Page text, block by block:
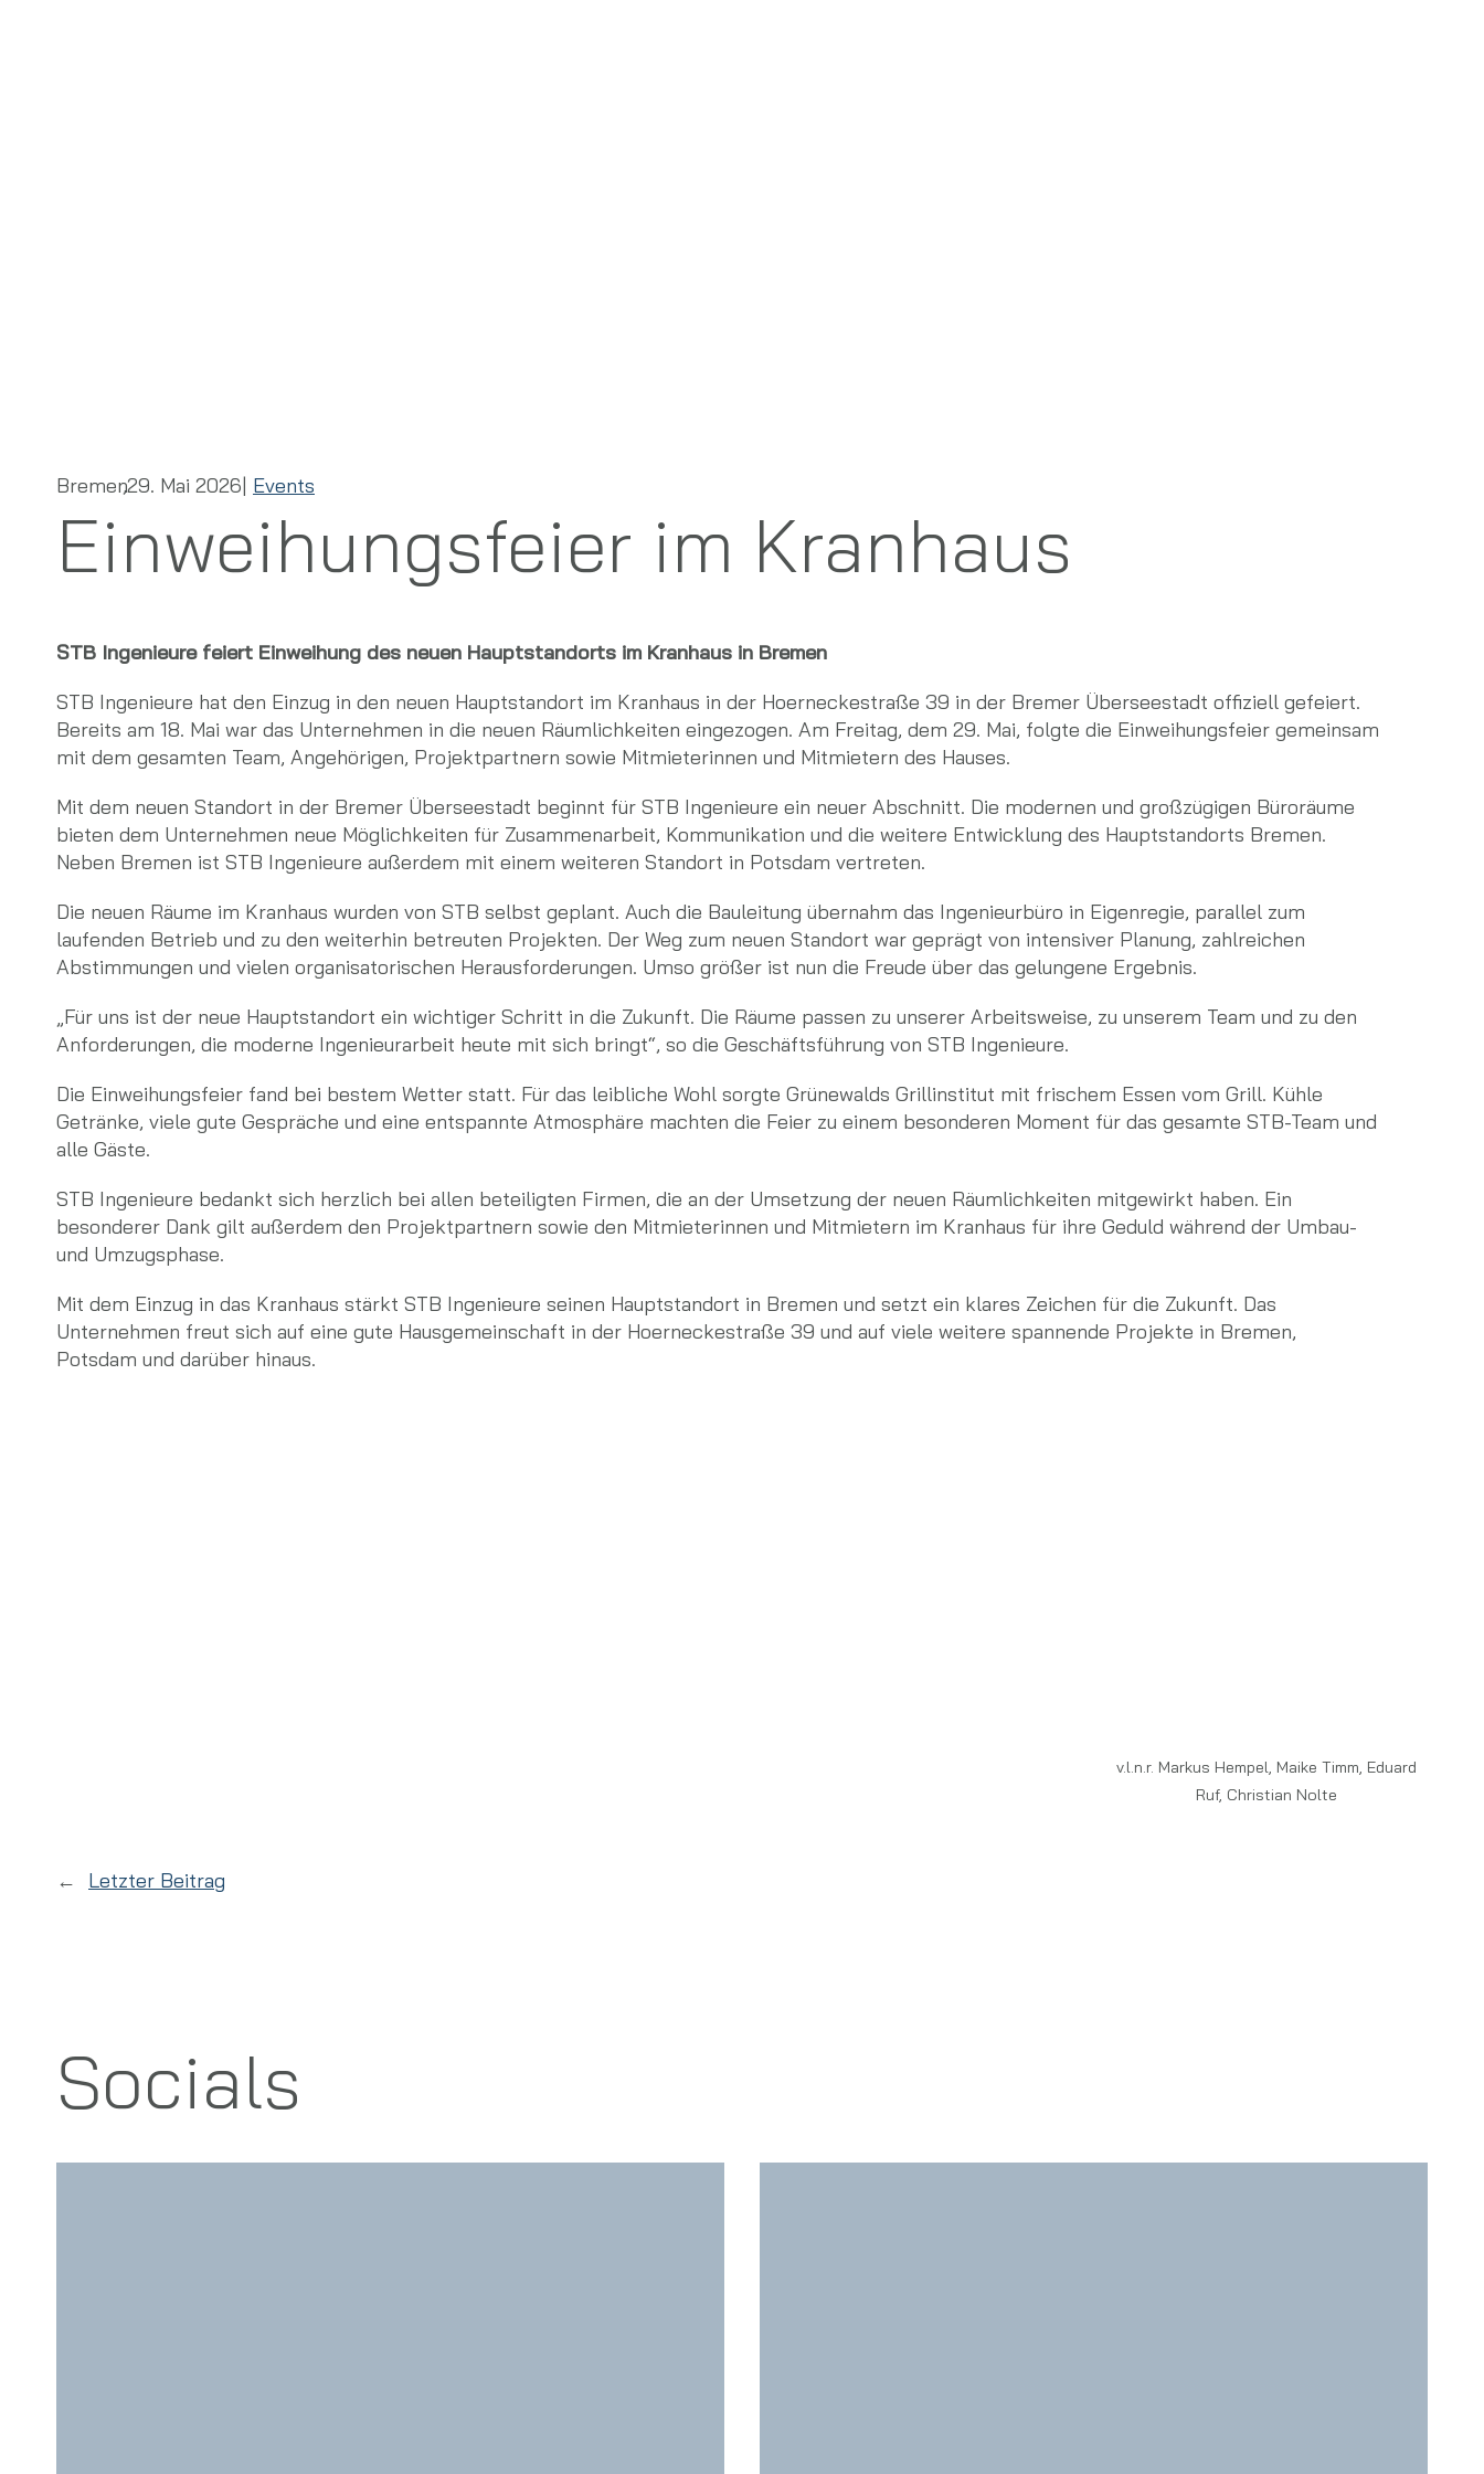
Bremen
,29. Mai 2026| Events
Einweihungsfeier im Kranhaus
STB Ingenieure feiert Einweihung des neuen Hauptstandorts im Kranhaus in Bremen
STB Ingenieure hat den Einzug in den neuen Hauptstandort im Kranhaus in der Hoerneckestraße 39 in der Bremer Überseestadt offiziell gefeiert.
Bereits am 18. Mai war das Unternehmen in die neuen Räumlichkeiten eingezogen. Am Freitag, dem 29. Mai, folgte die Einweihungsfeier gemeinsam
mit dem gesamten Team, Angehörigen, Projektpartnern sowie Mitmieterinnen und Mitmietern des Hauses.
Mit dem neuen Standort in der Bremer Überseestadt beginnt für STB Ingenieure ein neuer Abschnitt. Die modernen und großzügigen Büroräume
bieten dem Unternehmen neue Möglichkeiten für Zusammenarbeit, Kommunikation und die weitere Entwicklung des Hauptstandorts Bremen.
Neben Bremen ist STB Ingenieure außerdem mit einem weiteren Standort in Potsdam vertreten.
Die neuen Räume im Kranhaus wurden von STB selbst geplant. Auch die Bauleitung übernahm das Ingenieurbüro in Eigenregie, parallel zum
laufenden Betrieb und zu den weiterhin betreuten Projekten. Der Weg zum neuen Standort war geprägt von intensiver Planung, zahlreichen
Abstimmungen und vielen organisatorischen Herausforderungen. Umso größer ist nun die Freude über das gelungene Ergebnis.
„Für uns ist der neue Hauptstandort ein wichtiger Schritt in die Zukunft. Die Räume passen zu unserer Arbeitsweise, zu unserem Team und zu den
Anforderungen, die moderne Ingenieurarbeit heute mit sich bringt“, so die Geschäftsführung von STB Ingenieure.
Die Einweihungsfeier fand bei bestem Wetter statt. Für das leibliche Wohl sorgte Grünewalds Grillinstitut mit frischem Essen vom Grill. Kühle
Getränke, viele gute Gespräche und eine entspannte Atmosphäre machten die Feier zu einem besonderen Moment für das gesamte STB-Team und
alle Gäste.
STB Ingenieure bedankt sich herzlich bei allen beteiligten Firmen, die an der Umsetzung der neuen Räumlichkeiten mitgewirkt haben. Ein
besonderer Dank gilt außerdem den Projektpartnern sowie den Mitmieterinnen und Mitmietern im Kranhaus für ihre Geduld während der Umbau-
und Umzugsphase.
Mit dem Einzug in das Kranhaus stärkt STB Ingenieure seinen Hauptstandort in Bremen und setzt ein klares Zeichen für die Zukunft. Das
Unternehmen freut sich auf eine gute Hausgemeinschaft in der Hoerneckestraße 39 und auf viele weitere spannende Projekte in Bremen,
Potsdam und darüber hinaus.